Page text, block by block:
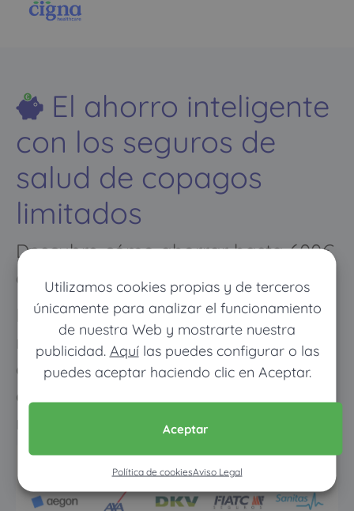
Utilizamos cookies propias y de terceros
únicamente para analizar el funcionamiento
de nuestra Web y mostrarte nuestra
publicidad. Aquílas puedes configurar o las
puedes aceptar haciendo clic en Aceptar.
Aceptar
Política de cookiesAviso Legal
El ahorro inteligente
con los seguros de
salud de copagos
limitados
Descubre cómo ahorrar hasta 600€
al año en tu seguro de salud
Los meses que vayas poco al
médico pagarás muy poco, y
cuando vayas mucho pagarás
como con un seguro médico
normal